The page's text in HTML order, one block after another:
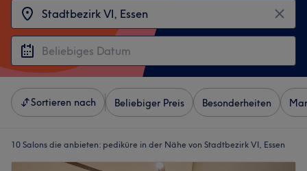
Sortieren nach Beliebiger Preis Besonderheiten
10 Salons die anbieten: pediküre in der Nähe von Stadtbezirk VI, Essen